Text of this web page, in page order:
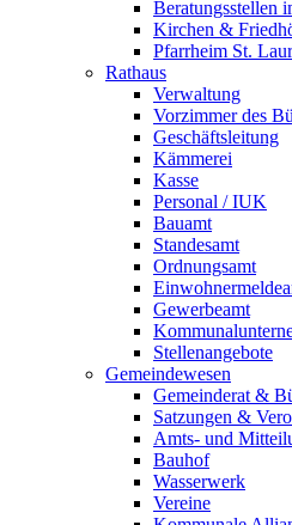
Beratungsstellen
Kirchen &
Pfarrheim St.
Rathaus
Verwaltung
Vorzimmer des
Geschäftsleitung
Kämmerei
Kasse
Personal / IUK
Bauamt
Standesamt
Ordnungsamt
Gewerbeamt
Stellenangebote
Gemeindewesen
Gemeinderat &
Satzungen &
Amts- und
Bauhof
Wasserwerk
Vereine